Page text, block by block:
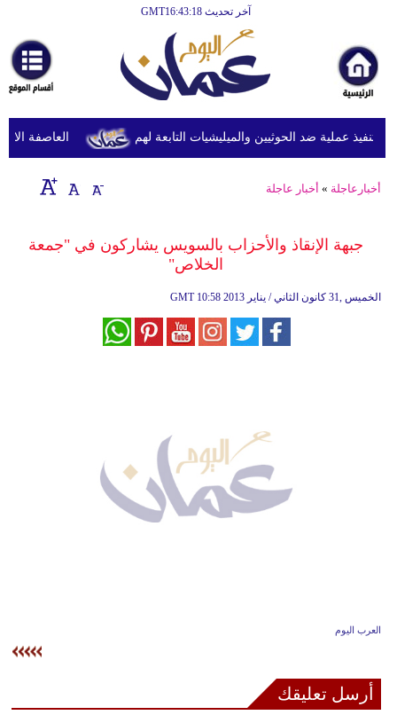
آخر تحديث GMT16:43:18
أخبارعاجلة
رياضة
ثقافة
إقتصاد
وموسيقى
بيئة
العاصفة عملية ضد الحوثيين والميليشيات التابعة لهم
أخبارعاجلة » أخبار عاجلة
جبهة الإنقاذ والأحزاب بالسويس يشاركون في "جمعة
الخلاص"
GMT 10:58 2013 الخميس ,31 كانون الثاني / يناير
العرب اليوم
أرسل تعليقك